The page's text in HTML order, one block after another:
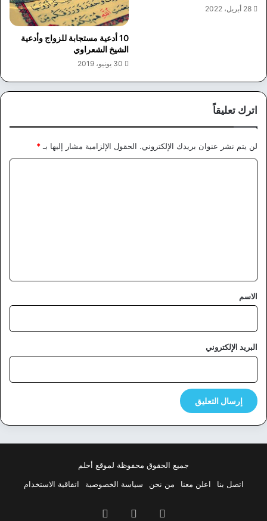
28 أبريل، 2022
10 أدعية مستجابة للزواج وأدعية
الشيخ الشعراوي
30 يونيو، 2019
اترك تعليقاً
لن يتم نشر عنوان بريدك الإلكتروني. الحقول الإلزامية مشار إليها بـ *
*
الاسم
البريد الإلكتروني
جميع الحقوق محفوظة لموقع أحلم
اتصل بنا
اعلن معنا من نحن سياسة الخصوصية اتفاقية الاستخدام
فيسبوك